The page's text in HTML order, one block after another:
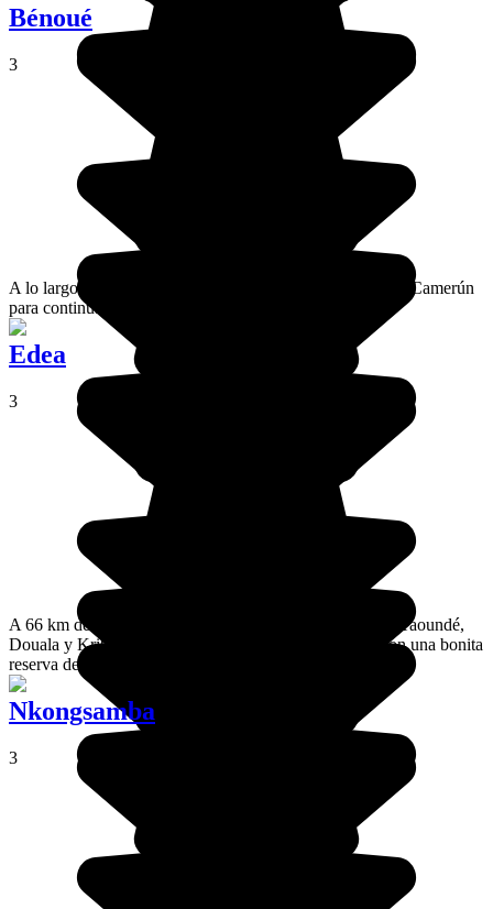
Bénoué
3
A lo largo de 1.400 kilómetros, el río Benue se origina en Camerún
para continuar su aventura por Nigeria.
Edea
3
A 66 km de Douala, Edea supone una encrucijada entre Yaoundé,
Douala y Kribi. Esta ciudad industrial cuenta además con una bonita
reserva de manglar.
Nkongsamba
3